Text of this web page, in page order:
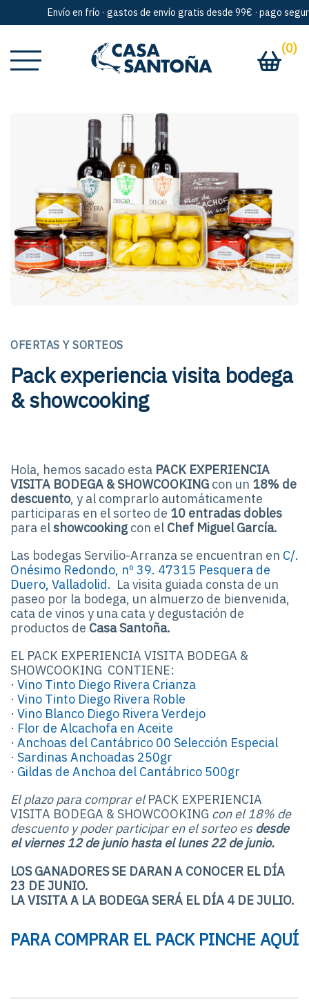
Envío en frío · gastos de envío gratis desde 99€ · pago seguro
(0)
OFERTAS Y SORTEOS
Pack experiencia visita bodega
& showcooking
Hola, hemos sacado esta PACK EXPERIENCIA
VISITA BODEGA & SHOWCOOKING con un 18% de
descuento, y al comprarlo automáticamente
participaras en el sorteo de 10 entradas dobles
para elshowcooking con el Chef Miguel García.
Las bodegas Servilio-Arranza se encuentran en C/.
Onésimo Redondo, nº 39. 47315 Pesquera de
Duero, Valladolid. La visita guiada consta de un
paseo por la bodega, un almuerzo de bienvenida,
cata de vinos y una cata y degustación de
productos de Casa Santoña.
EL PACK EXPERIENCIA VISITA BODEGA &
SHOWCOOKING CONTIENE:
· Vino Tinto Diego Rivera Crianza
· Vino Tinto Diego Rivera Roble
· Vino Blanco Diego Rivera Verdejo
· Flor de Alcachofa en Aceite
· Anchoas del Cantábrico 00 Selección Especial
· Sardinas Anchoadas 250gr
· Gildas de Anchoa del Cantábrico 500gr
El plazo para comprar el PACK EXPERIENCIA
VISITA BODEGA & SHOWCOOKING con el 18% de
descuento y poder participar en el sorteo esdesde
el viernes 12 de junio hasta el lunes 22 de junio.
LOS GANADORES SE DARAN A CONOCER EL DÍA
23 DE JUNIO.
LA VISITA A LA BODEGA SERÁ EL DÍA 4 DE JULIO.
PARA COMPRAR EL PACK PINCHE AQUÍ